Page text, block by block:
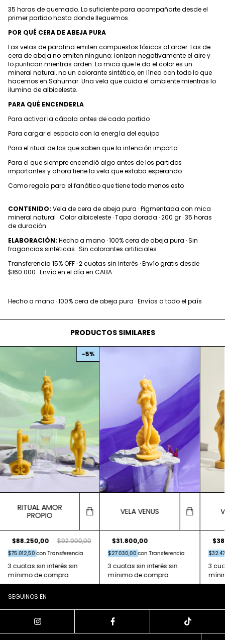
35 horas de quemado. Lo suficiente para acompañarte desde el
primer partido hasta donde lleguemos.
POR QUÉ CERA DE ABEJA PURA
Las velas de parafina emiten compuestos tóxicos al arder. Las de
cera de abeja no emiten ninguno: ionizan negativamente el aire y
lo purifican mientras arden. La mica que le da el color es un
mineral natural, no un colorante sintético, en línea con todo lo que
hacemos en Sahumar. Una vela que cuida el ambiente mientras lo
ilumina de albiceleste.
PARA QUÉ ENCENDERLA
Para activar la cábala antes de cada partido
Para cargar el espacio con la energía del equipo
Para el ritual de los que saben que la intención importa
Para el que siempre encendió algo antes de los partidos
importantes y ahora tiene la vela que estaba esperando
Como regalo para el fanático que tiene todo menos esto
CONTENIDO: Vela de cera de abeja pura · Pigmentada con mica
mineral natural · Color albiceleste · Tapa dorada · 200 gr · 35 horas
de duración
ELABORACIÓN: Hecho a mano · 100% cera de abeja pura · Sin
fragancias sintéticas · Sin colorantes artificiales
Transferencia 15% OFF · 2 cuotas sin interés · Envío gratis desde
$160.000 · Envío en el día en CABA
Hecho a mano · 100% cera de abeja pura · Envíos a todo el país
PRODUCTOS SIMILARES
-5%
RITUAL AMOR
PROPIO
$88.250,00 $92.900,00
$75.012,50con Transferencia
VELA VENUS
$31.800,00
$27.030,00con Transferencia
SEGUINOS EN